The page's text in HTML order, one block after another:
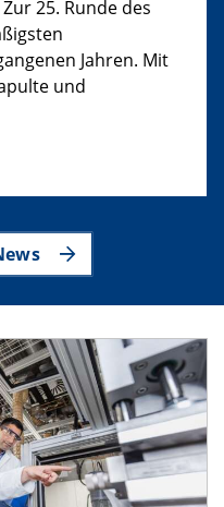
25. Runde des
Jahren. Mit
und